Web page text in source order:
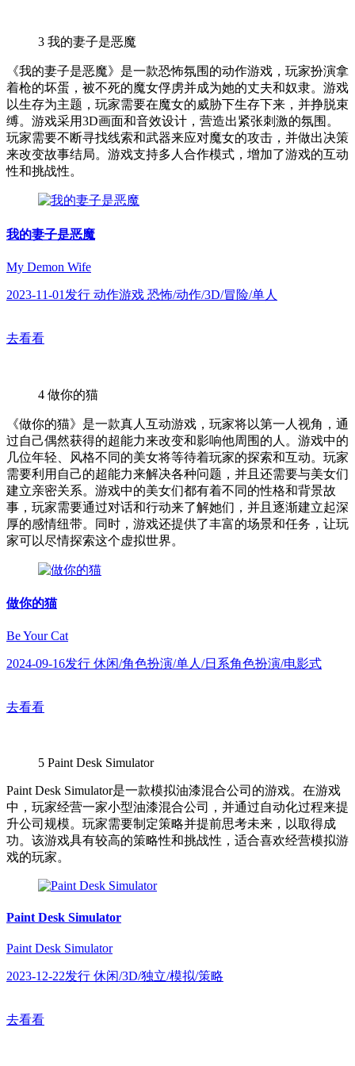
3 我的妻子是恶魔
《我的妻子是恶魔》是一款恐怖氛围的动作游戏，玩家扮演拿
着枪的坏蛋，被不死的魔女俘虏并成为她的丈夫和奴隶。游戏
以生存为主题，玩家需要在魔女的威胁下生存下来，并挣脱束
缚。游戏采用3D画面和音效设计，营造出紧张刺激的氛围。
玩家需要不断寻找线索和武器来应对魔女的攻击，并做出决策
来改变故事结局。游戏支持多人合作模式，增加了游戏的互动
性和挑战性。
我的妻子是恶魔
My Demon Wife
2023-11-01发行 动作游戏 恐怖/动作/3D/冒险/单人
去看看
4 做你的猫
《做你的猫》是一款真人互动游戏，玩家将以第一人视角，通
过自己偶然获得的超能力来改变和影响他周围的人。游戏中的
几位年轻、风格不同的美女将等待着玩家的探索和互动。玩家
需要利用自己的超能力来解决各种问题，并且还需要与美女们
建立亲密关系。游戏中的美女们都有着不同的性格和背景故
事，玩家需要通过对话和行动来了解她们，并且逐渐建立起深
厚的感情纽带。同时，游戏还提供了丰富的场景和任务，让玩
家可以尽情探索这个虚拟世界。
做你的猫
Be Your Cat
2024-09-16发行 休闲/角色扮演/单人/日系角色扮演/电影式
去看看
5 Paint Desk Simulator
Paint Desk Simulator是一款模拟油漆混合公司的游戏。在游戏
中，玩家经营一家小型油漆混合公司，并通过自动化过程来提
升公司规模。玩家需要制定策略并提前思考未来，以取得成
功。该游戏具有较高的策略性和挑战性，适合喜欢经营模拟游
戏的玩家。
Paint Desk Simulator
Paint Desk Simulator
2023-12-22发行 休闲/3D/独立/模拟/策略
去看看